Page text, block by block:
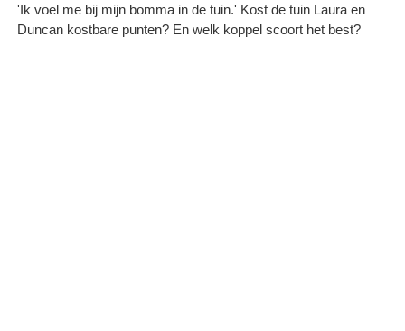
'Ik voel me bij mijn bomma in de tuin.' Kost de tuin Laura en
Duncan kostbare punten? En welk koppel scoort het best?